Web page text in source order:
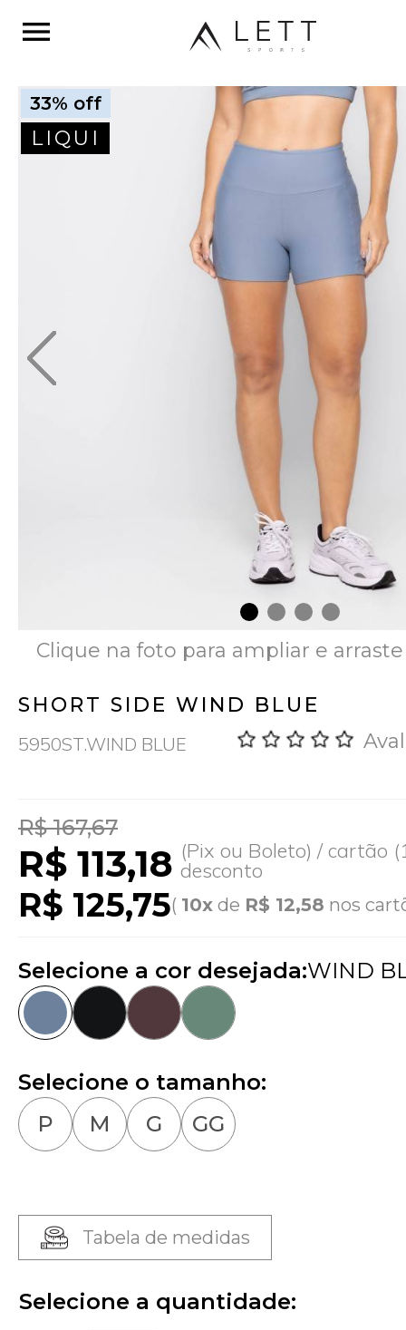
menu
33% off
LIQUI
Clique na foto para ampliar e
SHORT SIDE WIND BLUE
5950ST.WIND BLUE
R$ 167,67
R$ 113,18 (Pix ou Boleto) / cartão
desconto
R$ 125,75( 10x de R$ 12,58 nos
Selecione a cor desejada:WIND
Selecione o tamanho:
P
M G GG
Tabela de medidas
Selecione a quantidade: